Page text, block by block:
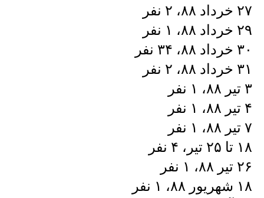
۲۷ خرداد ۸۸، ۲ نفر
۲۹ خرداد ۸۸، ۱ نفر
۳۰ خرداد ۸۸، ۳۴ نفر
۳۱ خرداد ۸۸، ۲ نفر
۳ تیر ۸۸، ۱ نفر
۴ تیر ۸۸، ۱ نفر
۷ تیر ۸۸، ۱ نفر
۱۸ تا ۲۵ تیر، ۴ نفر
۲۶ تیر ۸۸، ۱ نفر
۱۸ شهریور ۸۸، ۱ نفر